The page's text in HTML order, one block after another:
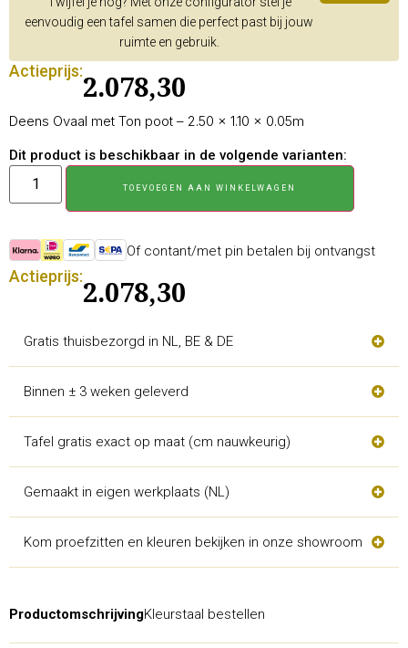
eenvoudig een tafel samen die perfect past bij jouw
ruimte en gebruik.
Actieprijs:
2.078,30
Deens Ovaal met Ton poot – 2.50 × 1.10 × 0.05m
Dit product is beschikbaar in de volgende varianten:
TOEVOEGEN AAN WINKELWAGEN
Of contant/met pin betalen bij ontvangst
Actieprijs:
2.078,30
Gratis thuisbezorgd in NL, BE & DE
Binnen ± 3 weken geleverd
Tafel gratis exact op maat (cm nauwkeurig)
Gemaakt in eigen werkplaats (NL)
Kom proefzitten en kleuren bekijken in onze showroom
ProductomschrijvingKleurstaal bestellen